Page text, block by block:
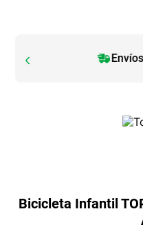
Bicicleta Infantil